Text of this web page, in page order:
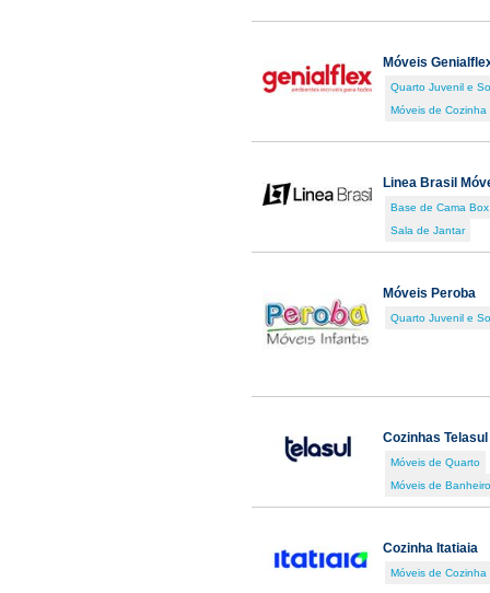
Móveis
Quarto Juvenil e
Móveis de Cozinha
Linea Brasil
Base de Cama Box
Sala de Jantar
Móveis Peroba
Quarto Juvenil e
Cozinhas Telasul
Móveis de Quarto
Móveis de Banheiro
Cozinha Itatiaia
Móveis de Cozinha